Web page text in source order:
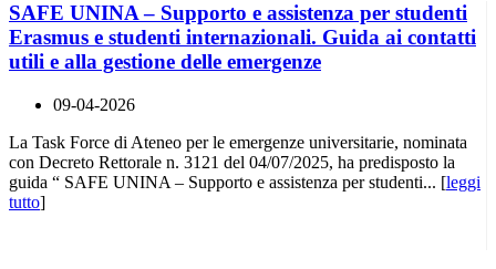
SAFE UNINA – Supporto e assistenza per studenti
Erasmus e studenti internazionali. Guida ai contatti
utili e alla gestione delle emergenze
09-04-2026
La Task Force di Ateneo per le emergenze universitarie, nominata
con Decreto Rettorale n. 3121 del 04/07/2025, ha predisposto la
guida “ SAFE UNINA – Supporto e assistenza per studenti... [leggi
tutto]